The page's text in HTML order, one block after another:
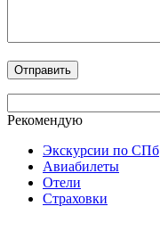
Рекомендую
Экскурсии по СПб
Авиабилеты
Отели
Страховки